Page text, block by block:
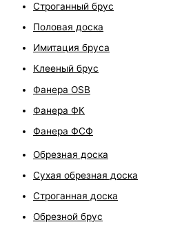
Строганный брус
Половая доска
Имитация бруса
Клееный брус
Фанера OSB
Фанера ФК
Фанера ФСФ
Обрезная доска
Сухая обрезная доска
Строганная доска
Обрезной брус